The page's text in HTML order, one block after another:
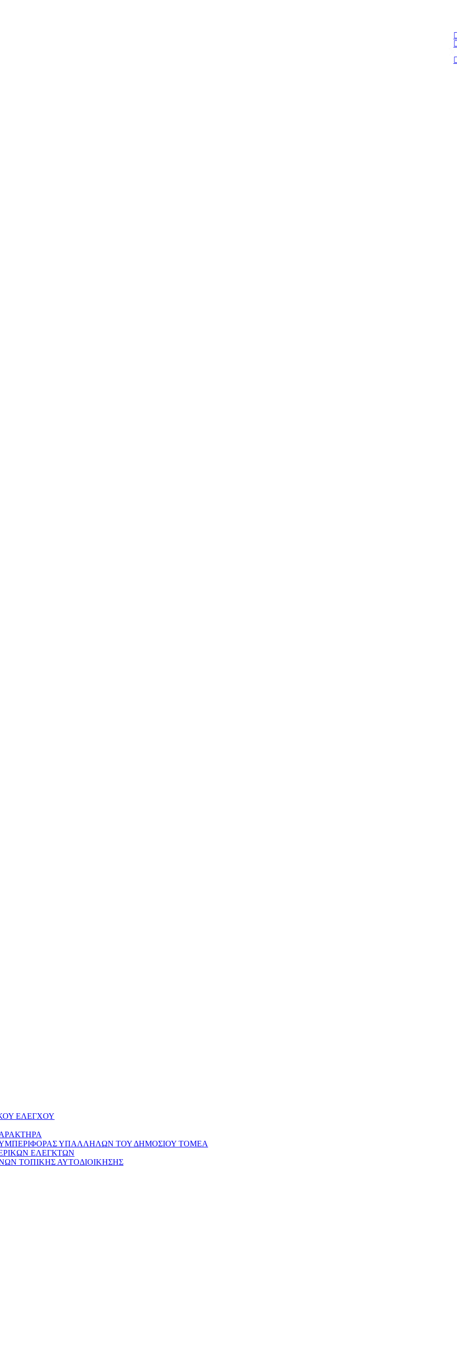
ΕΛΕΓΧΟΥ
ΥΠΑΛΛΗΛΩΝ ΤΟΥ ΔΗΜΟΣΙΟΥ ΤΟΜΕΑ
ΕΛΕΓΚΤΩΝ
ΤΟΠΙΚΗΣ ΑΥΤΟΔΙΟΙΚΗΣΗΣ